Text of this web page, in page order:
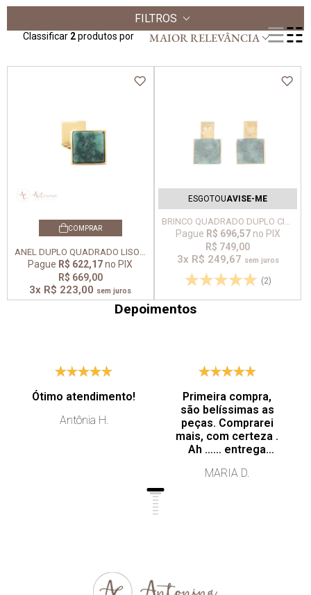
FILTROS
Classificar 2produtos por MAIOR RELEVÂNCIA
ANEL DUPLO QUADRADO LISO COM ESMERALDA BIRIBA
Pague R$ 622,17no PIX
R$ 669,00
3x R$ 223,00 sem juros
ESGOTOUAVISE-ME
BRINCO QUADRADO DUPLO CITRINO COM ESMERALDA BIRIBA
Pague R$ 696,57no PIX
R$ 749,00
3x R$ 249,67 sem juros
(2)
Depoimentos
Ótimo atendimento!
Antônia H.
Primeira compra,
são belíssimas as
peças. Comprarei
mais, com certeza .
Ah …… entrega
Profissionalismo de
MARIA D.